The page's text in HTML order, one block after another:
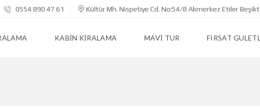
0554 890 47 61 Kültür Mh. Nispetiye Cd. No:54/8 Akmerkez Etiler
KABIN KIRALAMA MAVI TUR FIRSAT